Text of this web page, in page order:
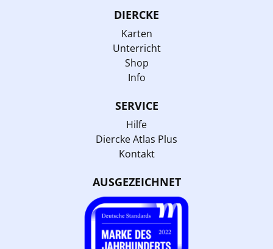
DIERCKE
Karten
Unterricht
Shop
Info
SERVICE
Hilfe
Diercke Atlas Plus
Kontakt
AUSGEZEICHNET